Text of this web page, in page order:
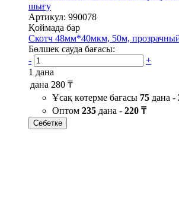
шығу
Артикул: 990078
Қоймада бар
Скотч 48мм*40мкм, 50м,
Бөлшек сауда бағасы:
-
+
1 дана
дана 280 ₸
Ұсақ көтерме бағасы 75 дана -
Оптом 235 дана - 220 ₸
Себетке